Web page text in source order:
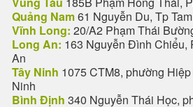
Quảng Nam61 Nguyễn Du, Tp
Vĩnh Long: 20/A2 Phạm Thái
Long An: 163 Nguyễn Đình Chiểu,
An
Tây Ninh 1075 CTM8, phường
Ninh
Bình Định 340 Nguyễn Thái Học,